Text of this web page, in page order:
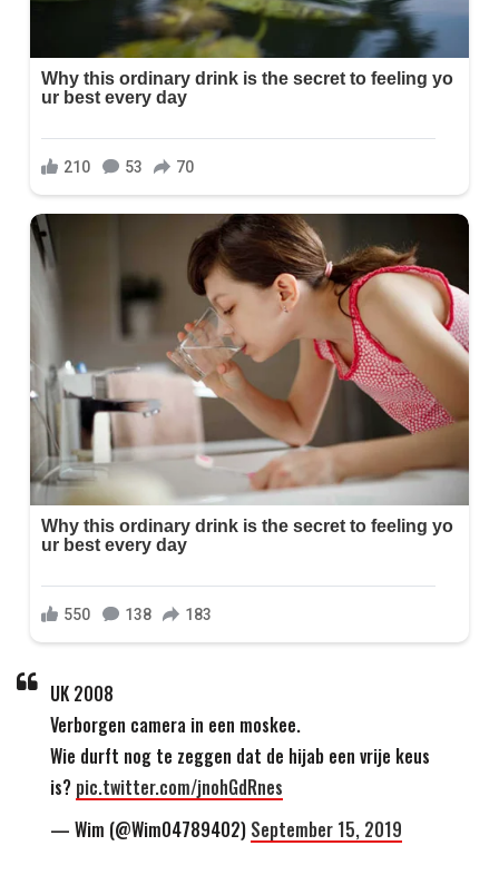
UK 2008
Verborgen camera in een moskee.
Wie durft nog te zeggen dat de hijab een vrije keus
is? pic.twitter.com/jnohGdRnes
— Wim (@Wim04789402) September 15, 2019